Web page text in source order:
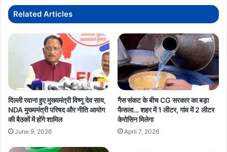
से
अधिक
किसानों
को
करोड़
का
लाभ
Related Articles
दिल्ली रवाना हुए मुख्यमंत्री विष्णु देव साय,
NDA मुख्यमंत्री परिषद और नीति आयोग
की बैठकों में होंगे शामिल
June 9, 2026
गैस संकट के बीच CG सरकार का बड़ा
फैसला… शहर में 1 लीटर, गांव में 2 लीटर
केरोसिन मिलेगा
April 7, 2026